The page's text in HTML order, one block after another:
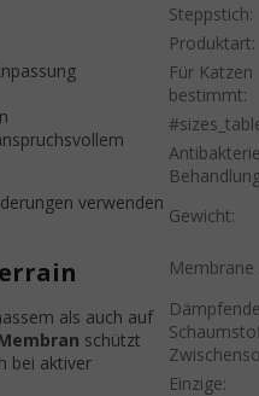
verwenden
als auch auf
schützt
bei aktiver
Steppstich:
Produktart:
Für Katzen
bestimmt:
Gewicht:
Membrane
Einzige: